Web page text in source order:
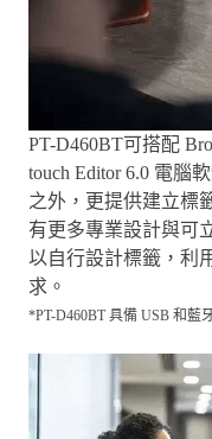
PT-D460BT可搭配
touch Editor 6.0 電腦
之外，更提供建立標
有更多專業設計與可
以自行設計標籤，利
求。
*PT-D460BT 具備 USB 和藍